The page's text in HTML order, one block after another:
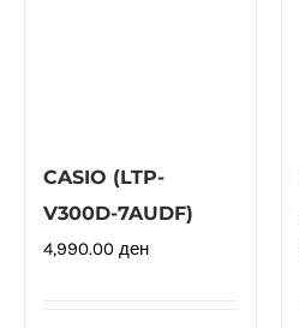
CASIO (LTP-
V300D-7AUDF)
4,990.00 ден